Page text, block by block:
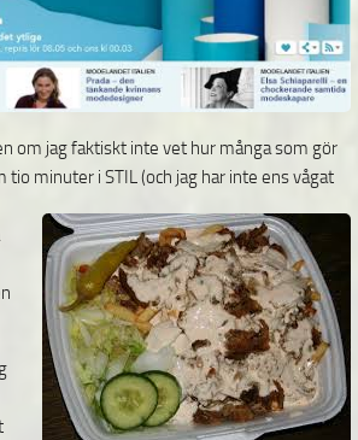
om jag faktiskt inte vet hur många som gör
tio minuter i STIL (och jag har inte ens vågat